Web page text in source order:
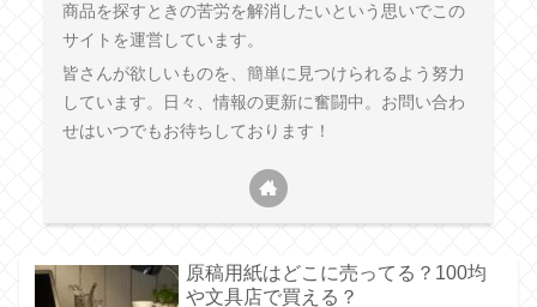
商品を探すときの苦労を解消したいという思いでこの
サイトを運営しています。
皆さんが欲しいものを、簡単に見つけられるよう努力
しています。日々、情報の更新に奮闘中。お問い合わ
せはいつでもお待ちしております！
原稿用紙はどこに売ってる？100均
や文具店で買える？